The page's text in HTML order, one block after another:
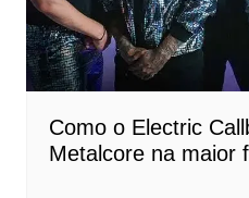
Como o Electric
Metalcore na maior